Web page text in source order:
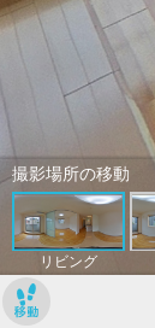
撮影場所の移動
リビング